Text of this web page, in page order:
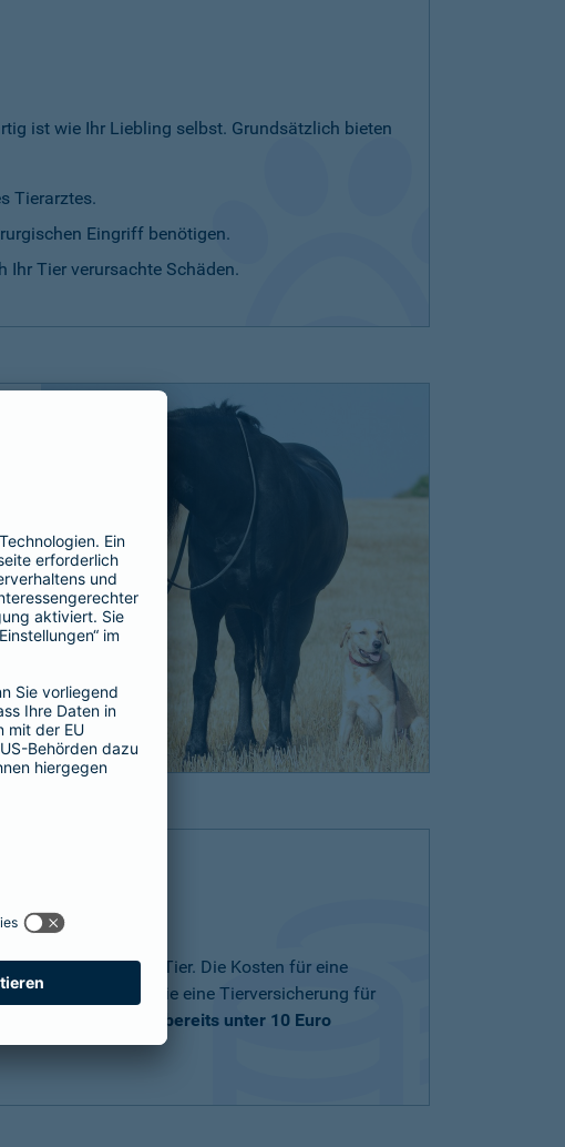
ist wie Ihr Liebling selbst. Grundsätzlich bieten
Tierarztes.
Eingriff benötigen.
Ihr Tier verursachte Schäden.
, passend zu Ihrem Tier. Die Kosten für eine
und ob Sie eine Tierversicherung für
Beiträge
starten bereits unter 10 Euro